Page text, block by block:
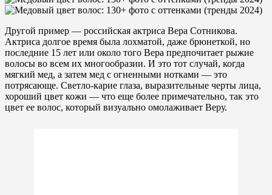
Другой пример — российская актриса Вера Сотникова.
Актриса долгое время была лохматой, даже брюнеткой, но
последние 15 лет или около того Вера предпочитает рыжие
волосы во всем их многообразии. И это тот случай, когда
мягкий мед, а затем мед с огненными нотками — это
потрясающе. Светло-карие глаза, выразительные черты лица,
хороший цвет кожи — что еще более примечательно, так это
цвет ее волос, который визуально омолаживает Веру.